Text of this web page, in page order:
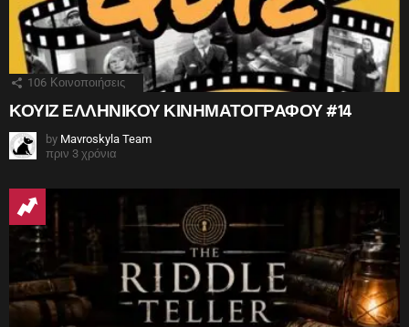
106 Κοινοποιήσεις
ΚΟΥΙΖ ΕΛΛΗΝΙΚΟΥ ΚΙΝΗΜΑΤΟΓΡΑΦΟΥ #14
by Mavroskyla Team
πριν 3 χρόνια